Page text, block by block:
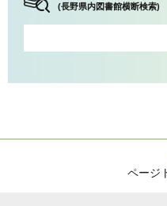
(長野県内図書館横断検索)
ページ